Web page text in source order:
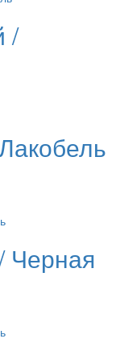
/
Черная